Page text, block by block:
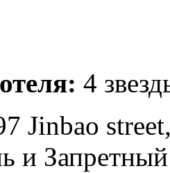
4
Jinbao
и